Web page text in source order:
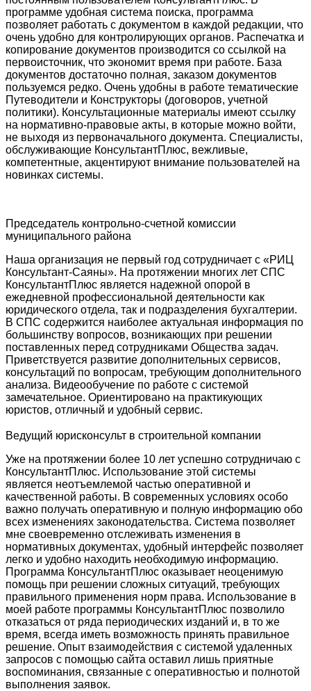
программе удобная система поиска, программа
позволяет работать с документом в каждой редакции, что
очень удобно для контролирующих органов. Распечатка и
копирование документов производится со ссылкой на
первоисточник, что экономит время при работе. База
документов достаточно полная, заказом документов
пользуемся редко. Очень удобны в работе тематические
Путеводители и Конструкторы (договоров, учетной
политики). Консультационные материалы имеют ссылку
на нормативно-правовые акты, в которые можно войти,
не выходя из первоначального документа. Специалисты,
обслуживающие КонсультантПлюс, вежливые,
компетентные, акцентируют внимание пользователей на
новинках системы.
Председатель контрольно-счетной комиссии
муниципального района
Наша организация не первый год сотрудничает с «РИЦ
Консультант-Саяны». На протяжении многих лет СПС
КонсультантПлюс является надежной опорой в
ежедневной профессиональной деятельности как
юридического отдела, так и подразделения бухгалтерии.
В СПС содержится наиболее актуальная информация по
большинству вопросов, возникающих при решении
поставленных перед сотрудниками Общества задач.
Приветствуется развитие дополнительных сервисов,
консультаций по вопросам, требующим дополнительного
анализа. Видеообучение по работе с системой
замечательное. Ориентировано на практикующих
юристов, отличный и удобный сервис.
Ведущий юрисконсульт в строительной компании
Уже на протяжении более 10 лет успешно сотрудничаю с
КонсультантПлюс. Использование этой системы
является неотъемлемой частью оперативной и
качественной работы. В современных условиях особо
важно получать оперативную и полную информацию обо
всех изменениях законодательства. Система позволяет
мне своевременно отслеживать изменения в
нормативных документах, удобный интерфейс позволяет
легко и удобно находить необходимую информацию.
Программа КонсультантПлюс оказывает неоценимую
помощь при решении сложных ситуаций, требующих
правильного применения норм права. Использование в
моей работе программы КонсультантПлюс позволило
отказаться от ряда периодических изданий и, в то же
время, всегда иметь возможность принять правильное
решение. Опыт взаимодействия с системой удаленных
запросов с помощью сайта оставил лишь приятные
воспоминания, связанные с оперативностью и полнотой
выполнения заявок.